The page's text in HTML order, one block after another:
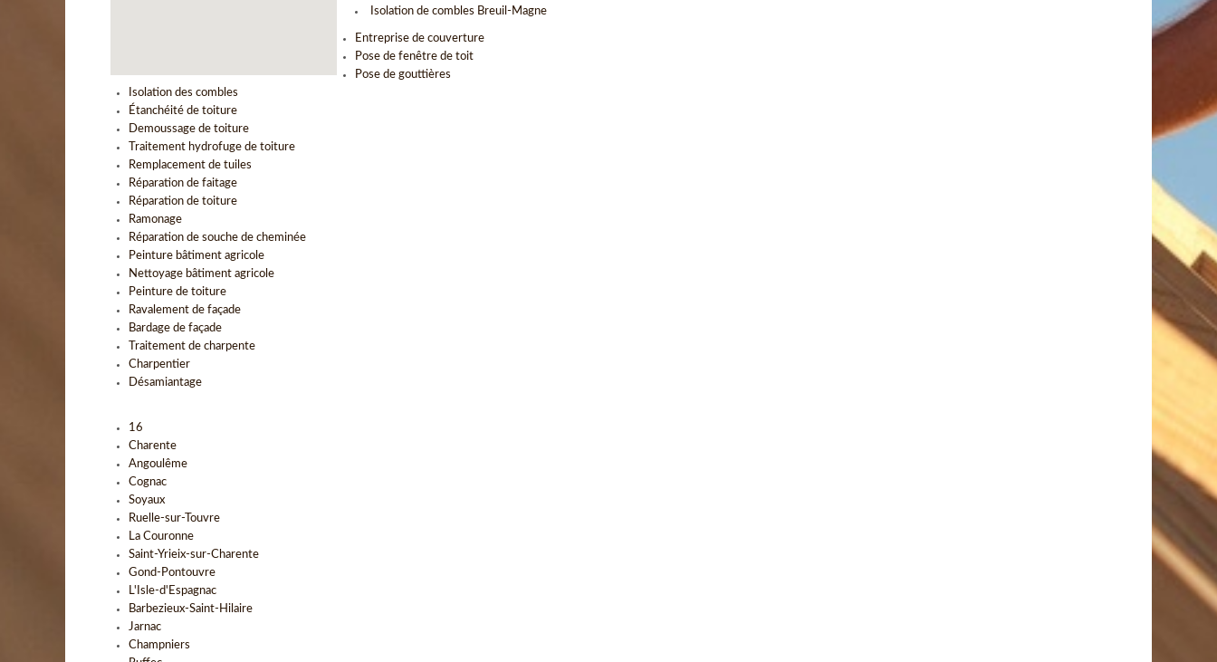
Isolation de combles Breuil-Magne
Entreprise de couverture
Pose de fenêtre de toit
Pose de gouttières
Isolation des combles
Étanchéité de toiture
Demoussage de toiture
Traitement hydrofuge de toiture
Remplacement de tuiles
Réparation de faitage
Réparation de toiture
Ramonage
Réparation de souche de cheminée
Peinture bâtiment agricole
Nettoyage bâtiment agricole
Peinture de toiture
Ravalement de façade
Bardage de façade
Traitement de charpente
Charpentier
Désamiantage
16
Charente
Angoulême
Cognac
Soyaux
Ruelle-sur-Touvre
La Couronne
Saint-Yrieix-sur-Charente
Gond-Pontouvre
L'Isle-d'Espagnac
Barbezieux-Saint-Hilaire
Jarnac
Champniers